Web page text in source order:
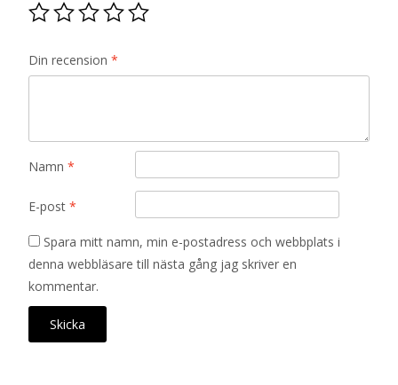
Din recension *
Namn *
E-post *
Spara mitt namn, min e-postadress och webbplats i
denna webbläsare till nästa gång jag skriver en
kommentar.